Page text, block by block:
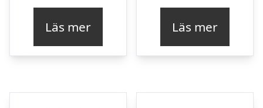
Läs mer Läs mer